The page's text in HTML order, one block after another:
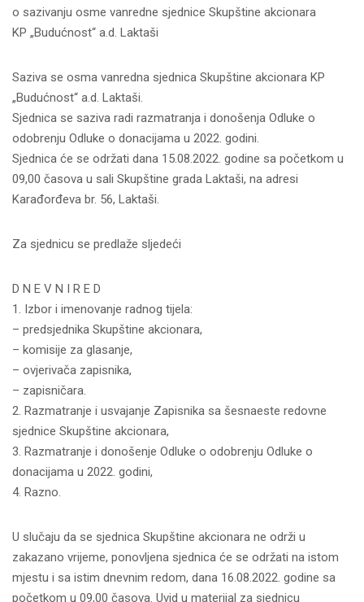
o sazivanju osme vanredne sjednice Skupštine akcionara
KP „Budućnost“ a.d. Laktaši
Saziva se osma vanredna sjednica Skupštine akcionara KP
„Budućnost“ a.d. Laktaši.
Sjednica se saziva radi razmatranja i donošenja Odluke o
odobrenju Odluke o donacijama u 2022. godini.
Sjednica će se održati dana 15.08.2022. godine sa početkom u
09,00 časova u sali Skupštine grada Laktaši, na adresi
Karađorđeva br. 56, Laktaši.
Za sjednicu se predlaže sljedeći
D N E V N I R E D
1. Izbor i imenovanje radnog tijela:
– predsjednika Skupštine akcionara,
– komisije za glasanje,
– ovjerivača zapisnika,
– zapisničara.
2. Razmatranje i usvajanje Zapisnika sa šesnaeste redovne
sjednice Skupštine akcionara,
3. Razmatranje i donošenje Odluke o odobrenju Odluke o
donacijama u 2022. godini,
4. Razno.
U slučaju da se sjednica Skupštine akcionara ne održi u
zakazano vrijeme, ponovljena sjednica će se održati na istom
mjestu i sa istim dnevnim redom, dana 16.08.2022. godine sa
početkom u 09,00 časova. Uvid u materijal za sjednicu